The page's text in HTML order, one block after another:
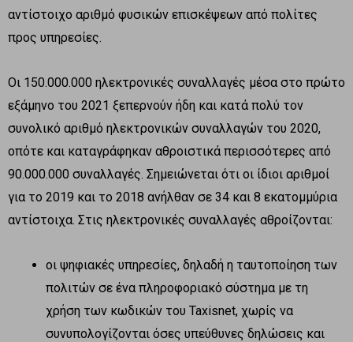
αντίστοιχο αριθμό φυσικών επισκέψεων από πολίτες
προς υπηρεσίες.
Οι 150.000.000 ηλεκτρονικές συναλλαγές μέσα στο πρώτο
εξάμηνο του 2021 ξεπερνούν ήδη και κατά πολύ τον
συνολικό αριθμό ηλεκτρονικών συναλλαγών του 2020,
οπότε και καταγράφηκαν αθροιστικά περισσότερες από
90.000.000 συναλλαγές. Σημειώνεται ότι οι ίδιοι αριθμοί
για το 2019 και το 2018 ανήλθαν σε 34 και 8 εκατομμύρια
αντίστοιχα. Στις ηλεκτρονικές συναλλαγές αθροίζονται:
οι ψηφιακές υπηρεσίες, δηλαδή η ταυτοποίηση των
πολιτών σε ένα πληροφοριακό σύστημα με τη
χρήση των κωδικών του Taxisnet, χωρίς να
συνυπολογίζονται όσες υπεύθυνες δηλώσεις και